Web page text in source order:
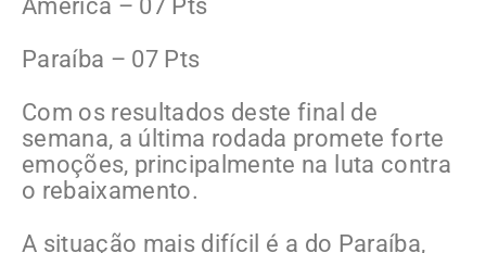
América – 07 Pts
Paraíba – 07 Pts
Com os resultados deste final de
semana, a última rodada promete forte
emoções, principalmente na luta contra
o rebaixamento.
A situação mais difícil é a do Paraíba,